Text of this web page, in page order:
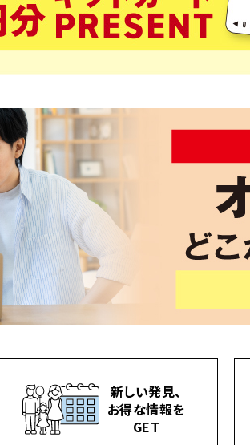
新しい発見、
お得な情報を
GET